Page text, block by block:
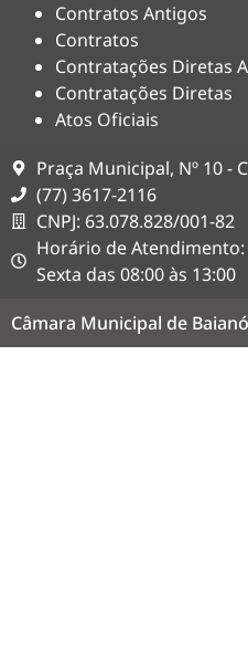
Contratos Antigos
Contratos
Contratações Diretas
Contratações Diretas
Atos Oficiais
Praça Municipal, Nº 10 -
(77) 3617-2116
CNPJ: 63.078.828/001-82
Horário de Atendimento:
Sexta das 08:00 às 13:00
Câmara Municipal de